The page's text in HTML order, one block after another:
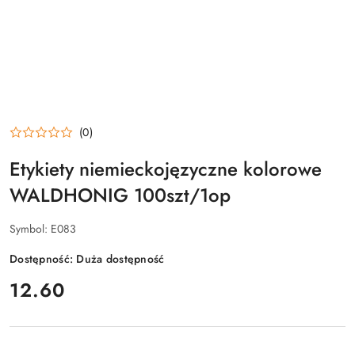
(0)
Etykiety niemieckojęzyczne kolorowe
WALDHONIG 100szt/1op
Symbol: E083
Dostępność: Duża dostępność
cena:
12.60